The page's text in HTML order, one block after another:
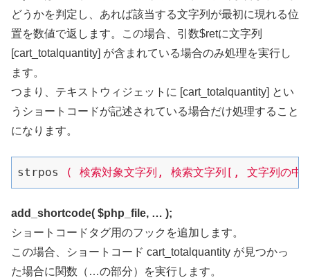
どうかを判定し、あれば該当する文字列が最初に現れる位
置を数値で返します。この場合、引数$retに文字列
[cart_totalquantity] が含まれている場合のみ処理を実行し
ます。
つまり、テキストウィジェットに [cart_totalquantity] とい
うショートコードが記述されている場合だけ処理すること
になります。
strpos ( 検索対象文字列, 検索文字列[, 文字列の中
add_shortcode( $php_file, … );
ショートコードタグ用のフックを追加します。
この場合、ショートコード cart_totalquantity が見つかっ
た場合に関数（…の部分）を実行します。